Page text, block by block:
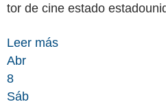
tor de cine estado
Leer más
Abr
8
Sáb